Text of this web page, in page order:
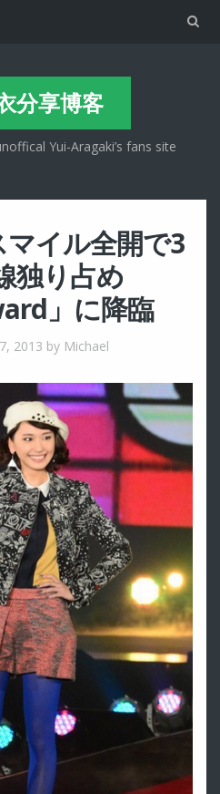
分享博客
Yui-Aragaki’s fans site
イル全開で3
独り占め
」に降臨
2013 by Michael